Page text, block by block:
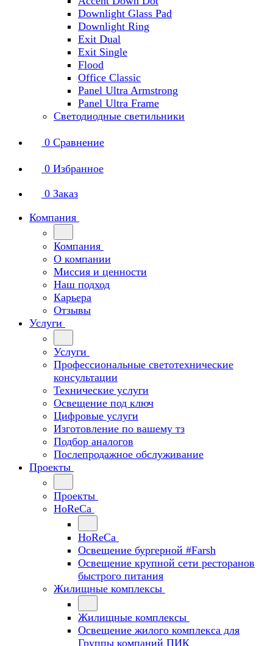
Downlight Glass Pad
Downlight Ring
Exit Dual
Exit Single
Flood
Office Classic
Panel Ultra Armstrong
Panel Ultra Frame
Светодиодные светильники
0 Сравнение
0 Избранное
0 Заказ
Компания
Компания
О компании
Миссия и ценности
Наш подход
Карьера
Отзывы
Услуги
Услуги
Профессиональные светотехнические
консультации
Технические услуги
Освещение под ключ
Цифровые услуги
Изготовление по вашему тз
Подбор аналогов
Послепродажное обслуживание
Проекты
Проекты
HoReCa
HoReCa
Освещение бургерной #Farsh
Освещение крупной сети ресторанов
быстрого питания
Жилищные комплексы
Жилищные комплексы
Освещение жилого комплекса для
Группы компаний ПИК